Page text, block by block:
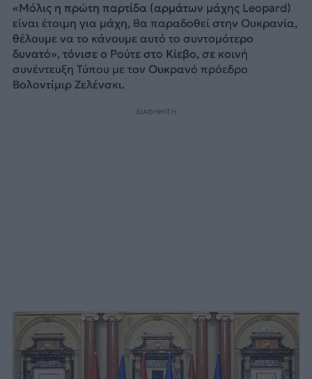
«Μόλις η πρώτη παρτίδα (αρμάτων μάχης Leopard)
είναι έτοιμη για μάχη, θα παραδοθεί στην Ουκρανία,
θέλουμε να το κάνουμε αυτό το συντομότερο
δυνατό», τόνισε ο Ρούτε στο Κίεβο, σε κοινή
συνέντευξη Τύπου με τον Ουκρανό πρόεδρο
Βολοντίμιρ Ζελένσκι.
ΔΙΑΦΗΜΙΣΗ